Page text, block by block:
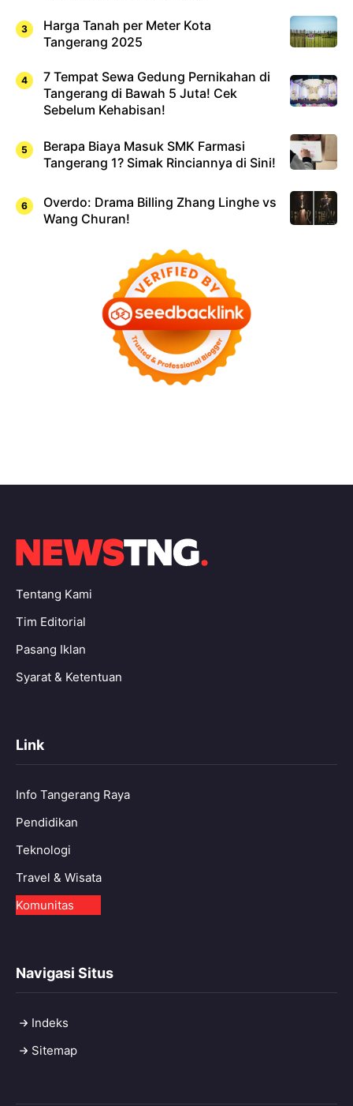
Harga Tanah per Meter Kota
Tangerang 2025
7 Tempat Sewa Gedung Pernikahan di
Tangerang di Bawah 5 Juta! Cek
Sebelum Kehabisan!
Berapa Biaya Masuk SMK Farmasi
Tangerang 1? Simak Rinciannya di Sini!
Overdo: Drama Billing Zhang Linghe vs
Wang Churan!
Tentang Kami
Tim Editorial
Pasang Iklan
Syarat & Ketentuan
Link
Info Tangerang Raya
Pendidikan
Teknologi
Travel & Wisata
Komunitas
Navigasi Situs
Indeks
Sitemap